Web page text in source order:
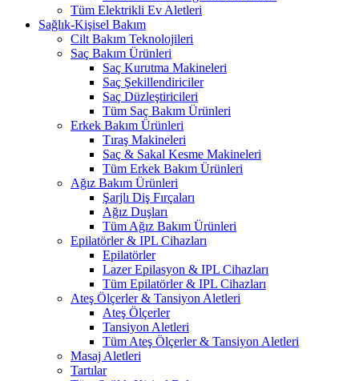
Tüm Elektrikli Ev Aletleri
Sağlık-Kişisel Bakım
Cilt Bakım Teknolojileri
Saç Bakım Ürünleri
Saç Kurutma Makineleri
Saç Şekillendiriciler
Saç Düzleştiricileri
Tüm Saç Bakım Ürünleri
Erkek Bakım Ürünleri
Tıraş Makineleri
Saç & Sakal Kesme Makineleri
Tüm Erkek Bakım Ürünleri
Ağız Bakım Ürünleri
Şarjlı Diş Fırçaları
Ağız Duşları
Tüm Ağız Bakım Ürünleri
Epilatörler & IPL Cihazları
Epilatörler
Lazer Epilasyon & IPL Cihazları
Tüm Epilatörler & IPL Cihazları
Ateş Ölçerler & Tansiyon Aletleri
Ateş Ölçerler
Tansiyon Aletleri
Tüm Ateş Ölçerler & Tansiyon Aletleri
Masaj Aletleri
Tartılar